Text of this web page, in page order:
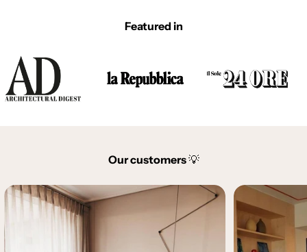
Featured in
Our customers💡